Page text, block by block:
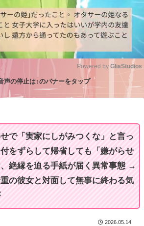
Powered by GliaStudios
声の停止は↑のバナーをタップ
で「実家にしがみつくな」と言っ
をずらして帰省しても「嫌がらせ
絶縁を迫る手紙が届く異常事態 →
の彼女と対面して無事に終わる気
2026.05.14